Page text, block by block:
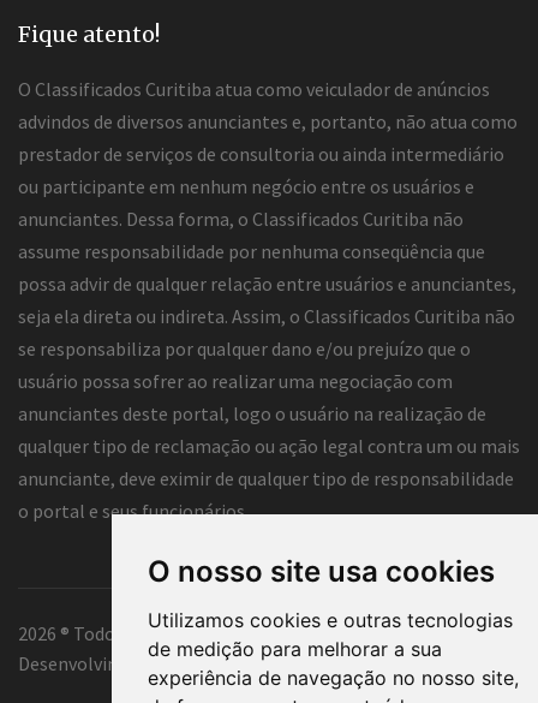
O nosso site usa cookies
Utilizamos cookies e outras tecnologias
de medição para melhorar a sua
experiência de navegação no nosso site,
Fique atento!
O Classificados Curitiba atua como veiculador de anúncios
advindos de diversos anunciantes e, portanto, não atua como
prestador de serviços de consultoria ou ainda intermediário
ou participante em nenhum negócio entre os usuários e
anunciantes. Dessa forma, o Classificados Curitiba não
assume responsabilidade por nenhuma conseqüência que
possa advir de qualquer relação entre usuários e anunciantes,
seja ela direta ou indireta. Assim, o Classificados Curitiba não
se responsabiliza por qualquer dano e/ou prejuízo que o
usuário possa sofrer ao realizar uma negociação com
anunciantes deste portal, logo o usuário na realização de
qualquer tipo de reclamação ou ação legal contra um ou mais
anunciante, deve eximir de qualquer tipo de responsabilidade
o portal e seus funcionários.
2026 ® Todos os direitos reservados.
Desenvolvimento e hospedagem Classificados Curitiba ®